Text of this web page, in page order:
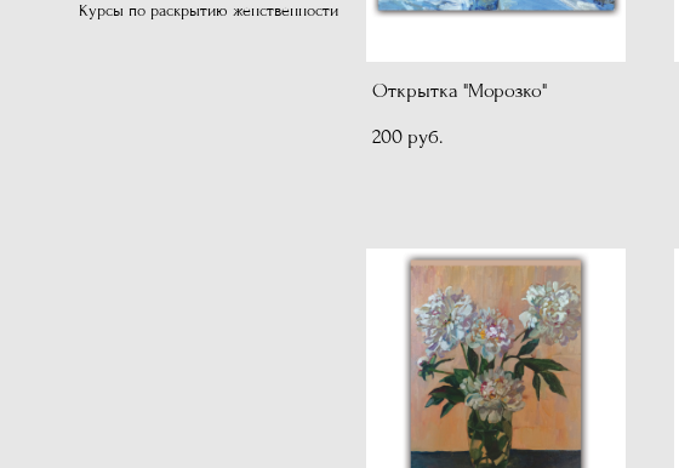
Курсы по раскрытию женственности
Открытка "Морозко"
200 pуб.